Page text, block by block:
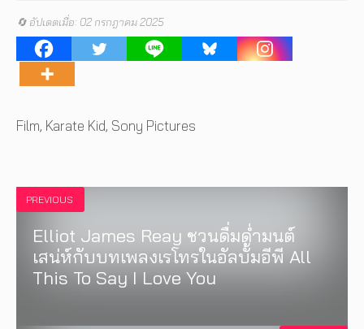
🔄 อัปเดตเมื่อ: 02 กรกฎาคม 2025
Tags
Film, Karate Kid, Sony Pictures
PREVIOUS
Elliot James Reay ชวนดื่มด่ำมนต์
เสน่ห์กับบทเพลงเรโทรในอัลบั้มอีพี All
This To Say I Love You